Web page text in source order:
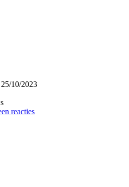
25/10/2023
reacties